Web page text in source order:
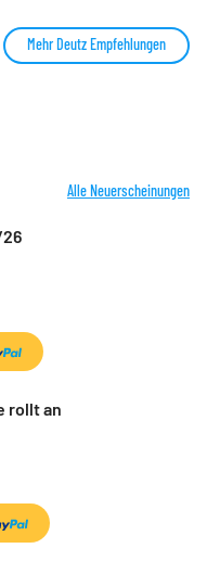
Mehr Deutz Empfehlungen
Alle Neuerscheinungen
26
rollt an